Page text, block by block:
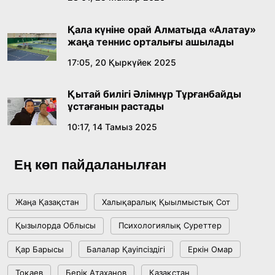
09:21, 21 Шілде 2026
Абайдың адам тәрбиесі туралы
18:59, 20 Шілде 2026
ме, әлде бәсекелесі ме?
Ұлттық архивтің ашылғанына 20 жыл: негізгі
жетістіктері мен даму бағыты
17:09, 20 Шілде 2026
Қала күніне орай Алматыда «Алатау»
жаңа теннис орталығы ашылады
17:05, 20 Қыркүйек 2025
Қытай билігі Әлімнұр Тұрғанбайды
ұстағанын растады
10:17, 14 Тамыз 2025
Ең көп пайдаланылған
Жаңа Қазақстан Халықаралық Қыылмыстық Сот
Қызылорда Облысы Психологиялық Суреттер
Қар Барысы Балалар Қауіпсіздігі Еркін Омар
Тоқаев Берік Атаханов Қазақстан